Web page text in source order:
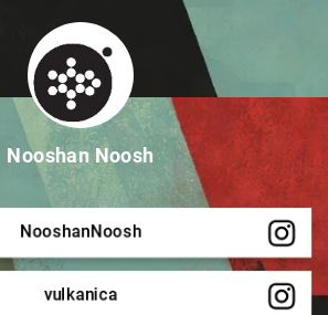
Nooshan Noosh
NooshanNoosh
vulkanica